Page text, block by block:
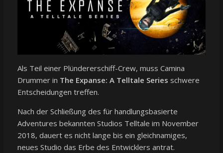
Als Teil einer Plündererschiff-Crew, muss Camina
Drummer in The Expanse: A Telltale Series schwere
Entscheidungen treffen.
Nach der Schließung des für handlungsbasierte
Adventures bekannten Studios Telltale im November
2018, dauert es nicht lange bis ein gleichnamiges,
neues Studio das Erbe des Entwicklers antrat.